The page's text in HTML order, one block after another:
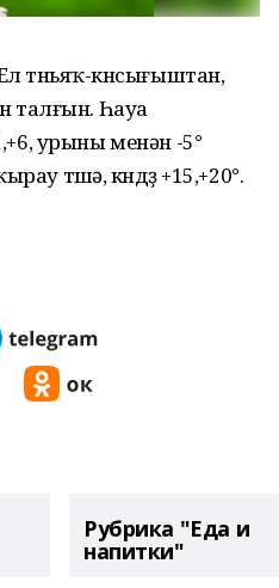
Ел төньяҡ-көнсығыштан,
талғын. Һауа
урыны менән -5°
төшә, көндөҙ +15,+20°.
Рубрика "Еда и
напитки"